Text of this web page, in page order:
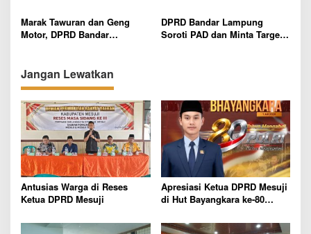
Evaluasi Menyeluruh Hotel
Marak Tawuran dan Geng
Motor, DPRD Bandar
DPRD Bandar Lampung
Soroti PAD dan Minta Target
Jangan Lewatkan
Antusias Warga di Reses
Ketua DPRD Mesuji
Apresiasi Ketua DPRD Mesuji
di Hut Bayangkara ke-80